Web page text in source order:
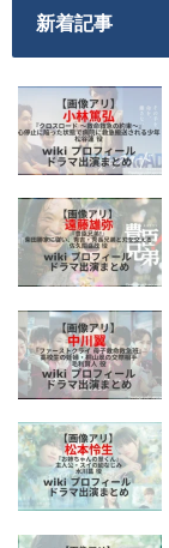
新着記事